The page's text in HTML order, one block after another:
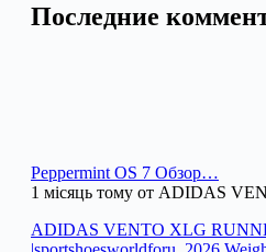
Последние
Peppermint OS 7 Обзор…
1 місяць тому от ADIDAS
ADIDAS VENTO XLG